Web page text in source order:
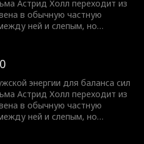
ждет культурный шок,
означает совсем не то,
Астрид Холл переходит из
в обычную частную
ней и слепым, но
из-за проклятья, она
Астрид вернет ему
выполнит любую ее просьбу.
ждет культурный шок,
означает совсем не то,
энергии для баланса сил
Астрид Холл переходит из
в обычную частную
ней и слепым, но